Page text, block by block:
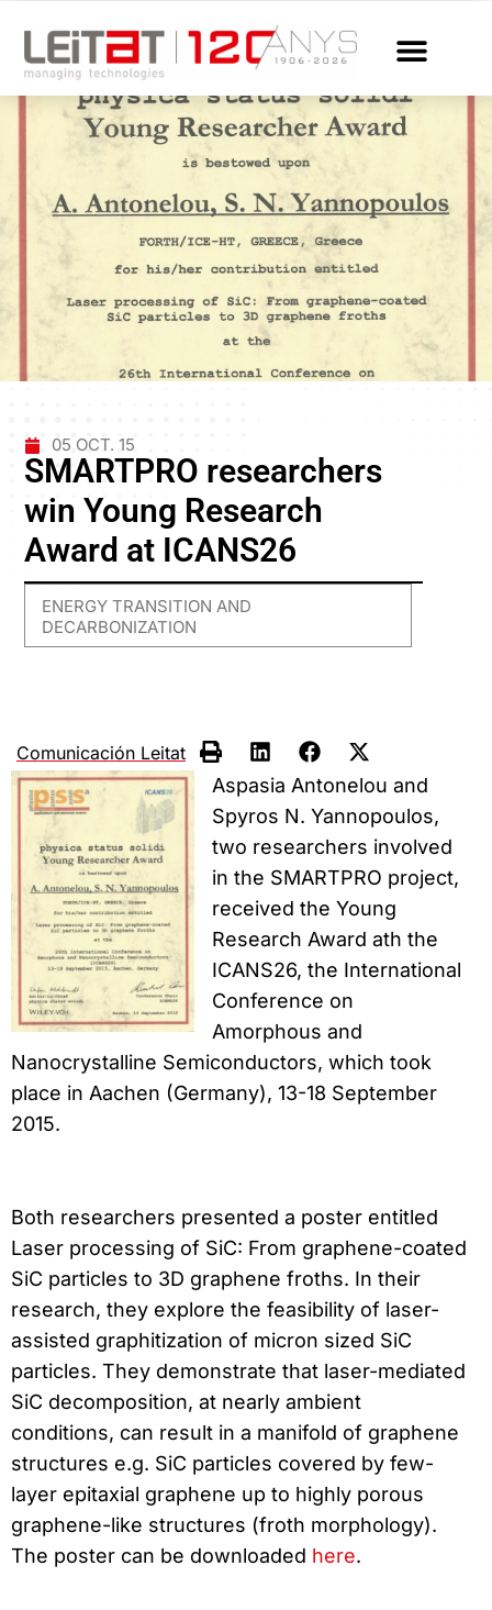
05 OCT. 15
SMARTPRO researchers
win Young Research
Award at ICANS26
ENERGY TRANSITION AND
DECARBONIZATION
Comunicación Leitat
Aspasia Antonelou and
Spyros N. Yannopoulos,
two researchers involved
in the SMARTPRO project,
received the Young
Research Award ath the
ICANS26, the International
Conference on
Amorphous and
Nanocrystalline Semiconductors, which took
place in Aachen (Germany), 13-18 September
2015.
Both researchers presented a poster entitled
Laser processing of SiC: From graphene-coated
SiC particles to 3D graphene froths. In their
research, they explore the feasibility of laser-
assisted graphitization of micron sized SiC
particles. They demonstrate that laser-mediated
SiC decomposition, at nearly ambient
conditions, can result in a manifold of graphene
structures e.g. SiC particles covered by few-
layer epitaxial graphene up to highly porous
graphene-like structures (froth morphology).
The poster can be downloaded here.